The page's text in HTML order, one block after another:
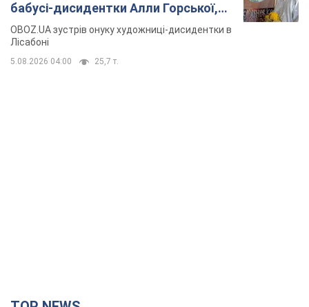
бабусі-дисидентки Алли Горської,
критику Дмитра Стуса та втечу в
Португалію з 5 дітьми
OBOZ.UA зустрів онуку художниці-дисидентки в
Лісабоні
5.08.2026 04:00 25,7 т.